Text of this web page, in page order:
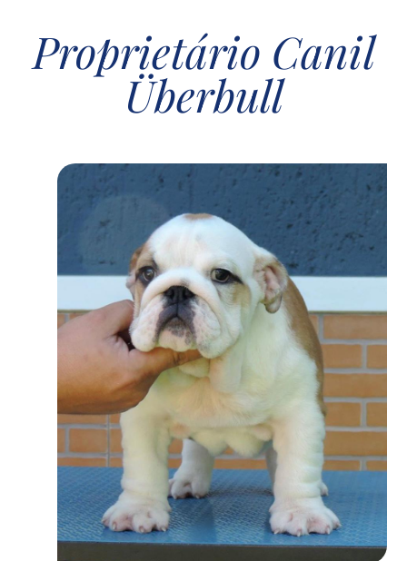
Proprietário Canil
Überbull